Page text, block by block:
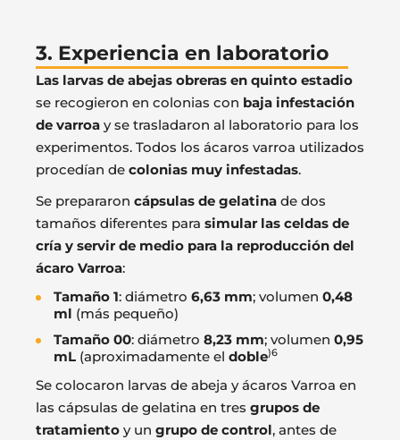
3. Experiencia en laboratorio
Las larvas de abejas obreras en quinto estadio
se recogieron en colonias con baja infestación
de varroa y se trasladaron al laboratorio para los
experimentos. Todos los ácaros varroa utilizados
procedían de colonias muy infestadas.
Se prepararon cápsulas de gelatina de dos
tamaños diferentes para simular las celdas de
cría y servir de medio para la reproducción del
ácaro Varroa:
Tamaño 1: diámetro 6,63 mm; volumen 0,48
ml (más pequeño)
Tamaño 00: diámetro 8,23 mm; volumen 0,95
mL (aproximadamente el doble)6
Se colocaron larvas de abeja y ácaros Varroa en
las cápsulas de gelatina en tres grupos de
tratamiento y un grupo de control, antes de